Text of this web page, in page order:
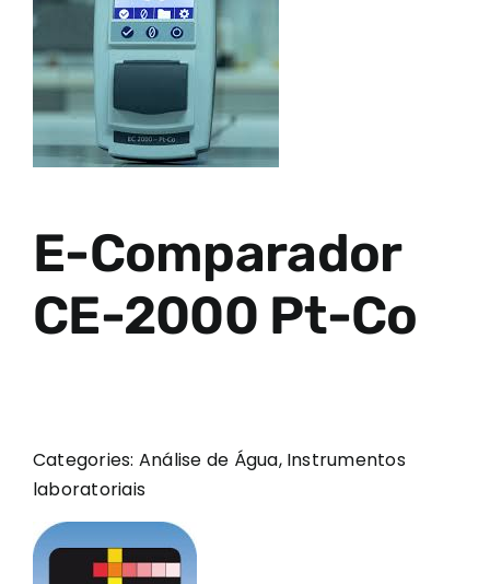
E-Comparador
CE-2000 Pt-Co
Categories: Análise de Água, Instrumentos
laboratoriais